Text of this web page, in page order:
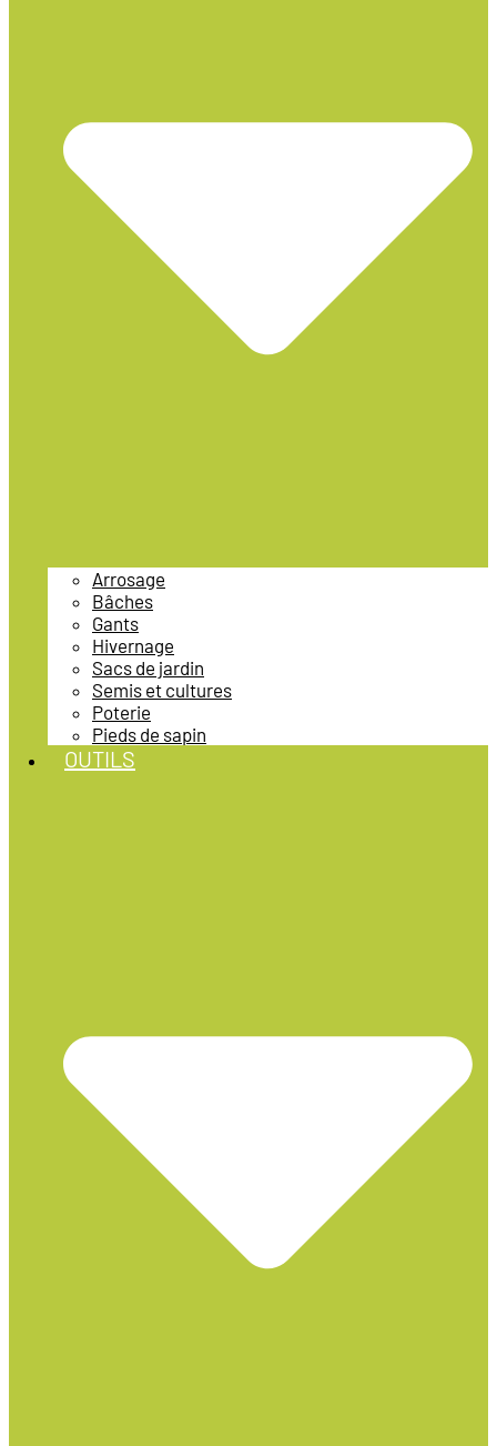
Arrosage
Bâches
Gants
Hivernage
Sacs de jardin
Semis et cultures
Poterie
Pieds de sapin
OUTILS